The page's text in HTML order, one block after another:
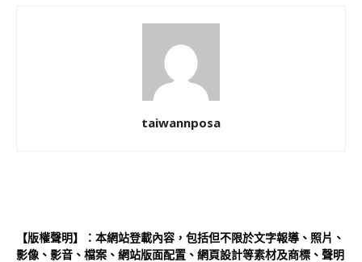
taiwannposa
【版權聲明】：本網站登載內容，包括但不限於文字報導、照片、
影像、影音、檔案、網站版面配置、網頁設計等素材及商標、聲明